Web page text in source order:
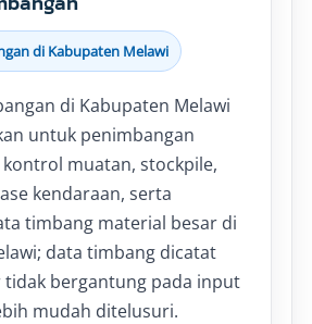
di Kabupaten Melawi
di Kabupaten Melawi
untuk penimbangan
muatan, stockpile,
kendaraan, serta
timbang material besar di
data timbang dicatat
bergantung pada input
mudah ditelusuri.